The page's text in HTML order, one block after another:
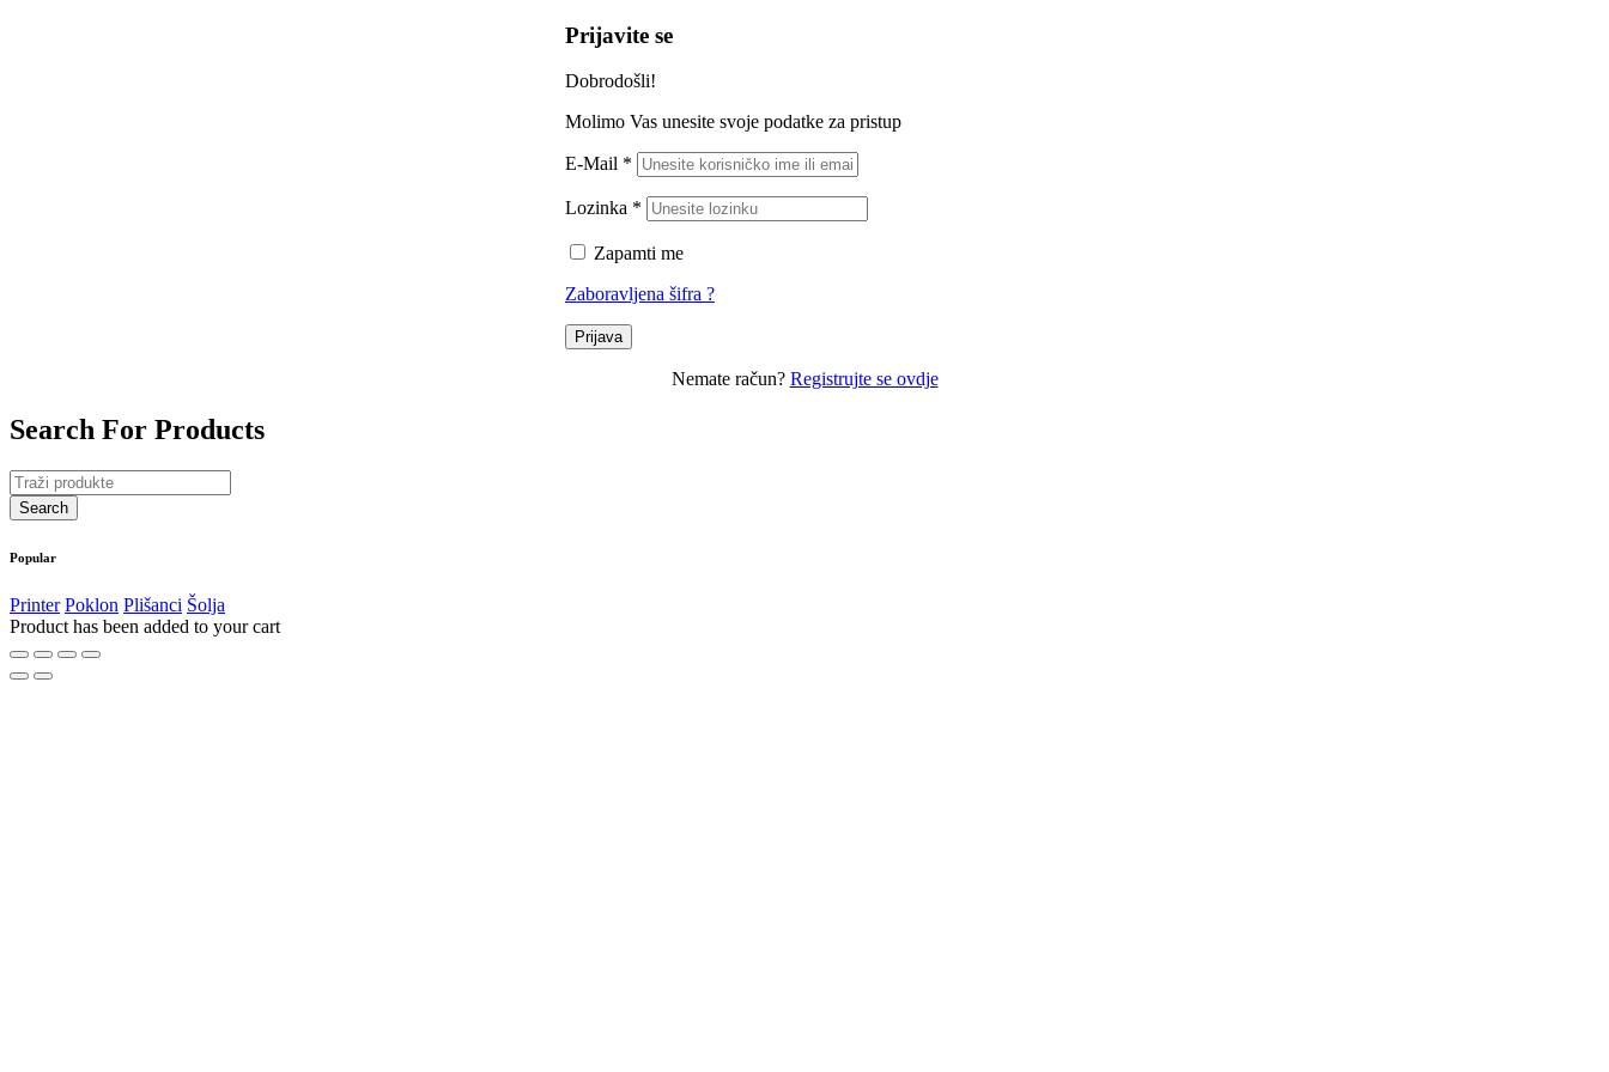
Prijavite se
Dobrodošli!
Molimo Vas unesite svoje podatke za pristup
E-Mail *
Lozinka *
Zapamti me
Zaboravljena šifra ?
Prijava
Nemate račun? Registrujte se ovdje
Search For Products
Popular
Printer Poklon Plišanci Šolja
Product has been added to your cart